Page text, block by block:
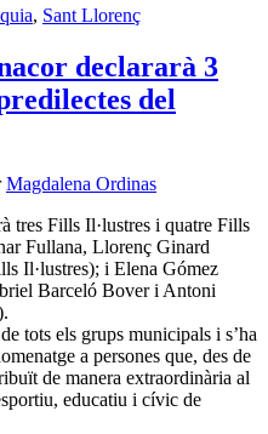
, Sant Llorenç
declararà 3
del
Magdalena Ordinas
tres Fills Il·lustres i quatre Fills
Fullana, Llorenç Ginard
Il·lustres); i Elena Gómez
Barceló Bover i Antoni
tots els grups municipals i s’ha
a persones que, des de
de manera extraordinària al
educatiu i cívic de